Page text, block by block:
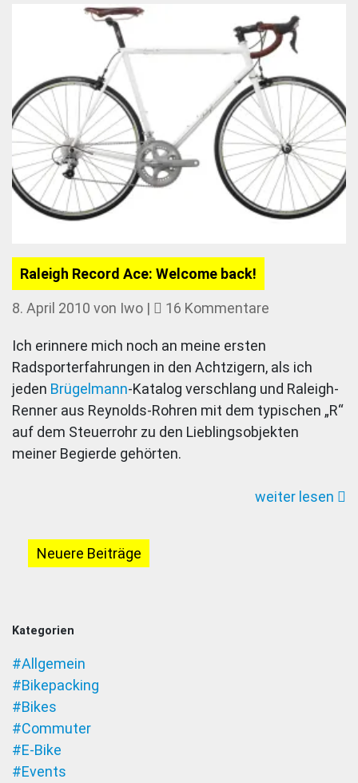
Kategorien
#Allgemein
#Bikepacking
#Bikes
#Commuter
#E-Bike
#Events
Raleigh Record Ace: Welcome back!
8. April 2010 von Iwo | 16 Kommentare
Ace:
Welcome
back!
Ich erinnere mich noch an meine ersten
Radsporterfahrungen in den Achtzigern, als ich
jeden Brügelmann-Katalog verschlang und Raleigh-
Renner aus Reynolds-Rohren mit dem typischen „R“
auf dem Steuerrohr zu den Lieblingsobjekten
meiner Begierde gehörten.
weiter lesen
Beitragsnavigation
Neuere Beiträge